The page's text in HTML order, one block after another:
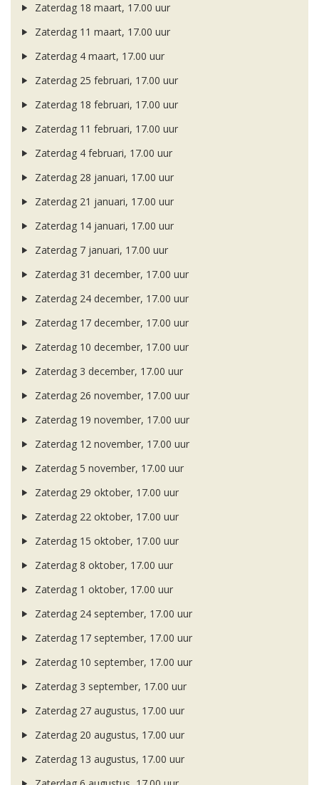
Zaterdag 18 maart, 17.00 uur
Zaterdag 11 maart, 17.00 uur
Zaterdag 4 maart, 17.00 uur
Zaterdag 25 februari, 17.00 uur
Zaterdag 18 februari, 17.00 uur
Zaterdag 11 februari, 17.00 uur
Zaterdag 4 februari, 17.00 uur
Zaterdag 28 januari, 17.00 uur
Zaterdag 21 januari, 17.00 uur
Zaterdag 14 januari, 17.00 uur
Zaterdag 7 januari, 17.00 uur
Zaterdag 31 december, 17.00 uur
Zaterdag 24 december, 17.00 uur
Zaterdag 17 december, 17.00 uur
Zaterdag 10 december, 17.00 uur
Zaterdag 3 december, 17.00 uur
Zaterdag 26 november, 17.00 uur
Zaterdag 19 november, 17.00 uur
Zaterdag 12 november, 17.00 uur
Zaterdag 5 november, 17.00 uur
Zaterdag 29 oktober, 17.00 uur
Zaterdag 22 oktober, 17.00 uur
Zaterdag 15 oktober, 17.00 uur
Zaterdag 8 oktober, 17.00 uur
Zaterdag 1 oktober, 17.00 uur
Zaterdag 24 september, 17.00 uur
Zaterdag 17 september, 17.00 uur
Zaterdag 10 september, 17.00 uur
Zaterdag 3 september, 17.00 uur
Zaterdag 27 augustus, 17.00 uur
Zaterdag 20 augustus, 17.00 uur
Zaterdag 13 augustus, 17.00 uur